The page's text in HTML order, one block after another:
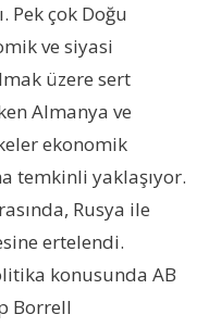
Pek çok Doğu
ve siyasi
üzere sert
Almanya ve
ekonomik
temkinli yaklaşıyor.
Rusya ile
ertelendi.
konusunda AB
Borrell